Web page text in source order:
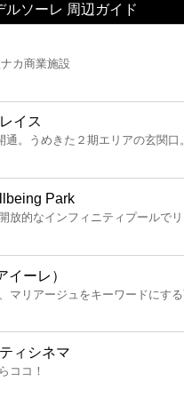
ソーレ 周辺ガイド
カ商業施設
イス
。うめきた２期エリアの玄関口。
Park
放的なインフィニティプールで
イーレ）
マリアージュをキーワードにす
ィシネマ
ココ！